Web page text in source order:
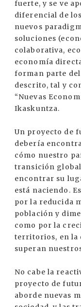
fuerte, y se ve
diferencial de
nuevos
soluciones
colaborativa,
economía
forman parte
descrito, tal y
“Nuevas
Ikaskuntza.
Un proyecto de
debería
cómo nuestro
transición
encontrar su
está naciendo.
por la reducida
población y
como por la
territorios, en la
superan
No cabe la
proyecto de
aborde nuevas